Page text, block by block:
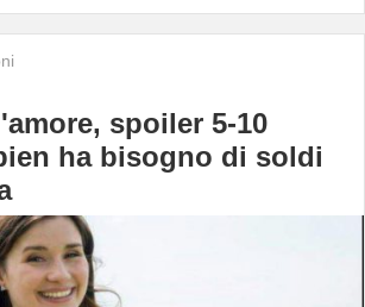
spoiler 5-10
ha bisogno di soldi